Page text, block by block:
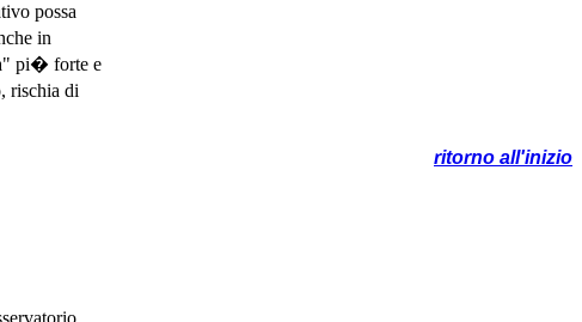
possa
in
pi� forte e
rischia di
ritorno all'inizio